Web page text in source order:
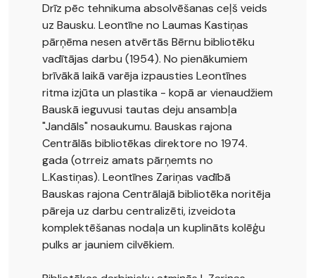
Drīz pēc tehnikuma absolvēšanas ceļš veids
uz Bausku. Leontīne no Laumas Kastiņas
pārņēma nesen atvērtās Bērnu bibliotēku
vadītājas darbu (1954). No pienākumiem
brīvākā laikā varēja izpausties Leontīnes
ritma izjūta un plastika - kopā ar vienaudžiem
Bauskā ieguvusi tautas deju ansambļa
"Jandāls" nosaukumu. Bauskas rajona
Centrālās bibliotēkas direktore no 1974.
gada (otrreiz amats pārņemts no
L.Kastiņas). Leontīnes Zariņas vadībā
Bauskas rajona Centrālajā bibliotēka noritēja
pāreja uz darbu centralizēti, izveidota
komplektēšanas nodaļa un kuplināts kolēģu
pulks ar jauniem cilvēkiem.